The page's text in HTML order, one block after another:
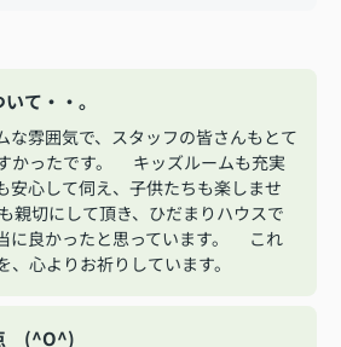
て・・。
な雰囲気で、スタッフの皆さんもとて
かったです。 キッズルームも充実
安心して伺え、子供たちも楽しませ
親切にして頂き、ひだまりハウスで
に良かったと思っています。 これ
心よりお祈りしています。
(^O^)